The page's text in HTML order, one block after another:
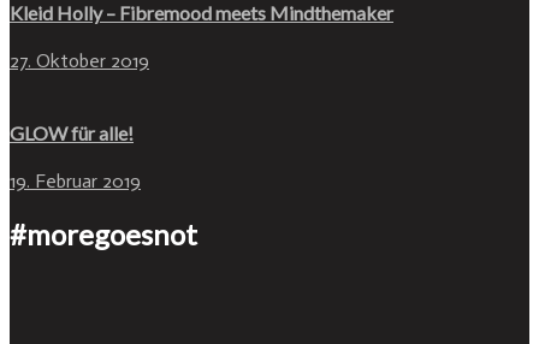
Kleid Holly – Fibremood meets Mindthemaker
27. Oktober 2019
GLOW für alle!
19. Februar 2019
#moregoesnot